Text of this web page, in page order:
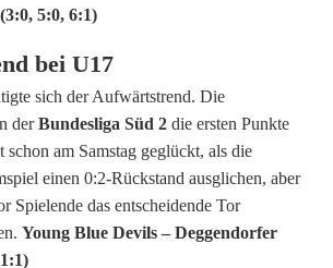
5:0, 6:1)
bei U17
sich der Aufwärtstrend. Die
derBundesliga Süd 2 die ersten Punkte
schon am Samstag geglückt, als die
einen 0:2-Rückstand ausglichen, aber
Spielende das entscheidende Tor
Young Blue Devils – Deggendorfer